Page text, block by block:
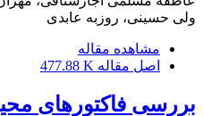
ولی حسینی، روزبه عابدی
مشاهده مقاله
اصل مقاله 477.88 K
بررسی فاکتورهای